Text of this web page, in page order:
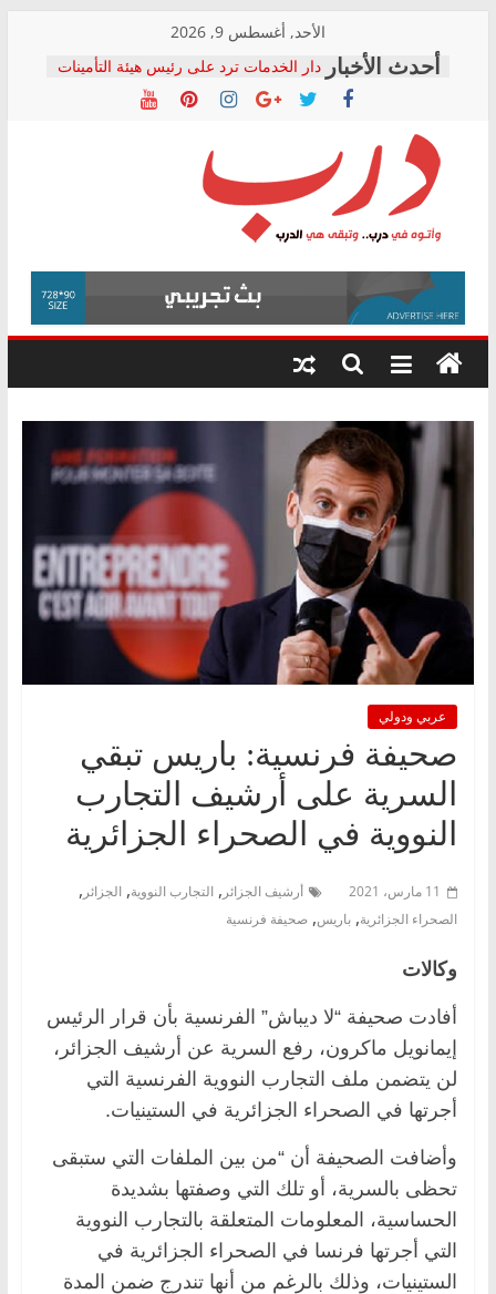
content
الأحد, أغسطس 9, 2026
دار الخدمات ترد على رئيس هيئة التأمينات
بعد مؤتمره الصحفي: إنكار الأزمة لا ينهي
معاناة أصحاب المعاشات.. ونطالب بكشف
فرحات سليمان يكتب: القطاع الصحي إلى
أين؟
حزب التحالف الشعبي يطلق لجنة “الحق
في الصحة” بالإسكندرية لرصد الانتهاكات
ودعم المرضى
الوزاري لمدينة الصحفيين.. وانتهاء أعمال
إنشاء المبنى الإداري
المجلس القومي لحقوق الإنسان يعلن
متابعة قضية الدكتور محمد زهران.. ويؤكد:
قرينة البراءة وضمانات المحاكمة العادلة
درب
وأتوه
درب..
وتبقى
هي
عربي ودولي
صحيفة فرنسية: باريس تبقي
السرية على أرشيف التجارب
النووية في الصحراء الجزائرية
11 مارس، 2021 أرشيف الجزائر , التجارب النووية, الجزائر ,
الصحراء الجزائرية, باريس, صحيفة فرنسية
وكالات
أفادت صحيفة “لا ديباش” الفرنسية بأن قرار الرئيس
إيمانويل ماكرون، رفع السرية عن أرشيف الجزائر،
لن يتضمن ملف التجارب النووية الفرنسية التي
أجرتها في الصحراء الجزائرية في الستينيات.
وأضافت الصحيفة أن “من بين الملفات التي ستبقى
تحظى بالسرية، أو تلك التي وصفتها بشديدة
الحساسية، المعلومات المتعلقة بالتجارب النووية
التي أجرتها فرنسا في الصحراء الجزائرية في
الستينيات، وذلك بالرغم من أنها تندرج ضمن المدة